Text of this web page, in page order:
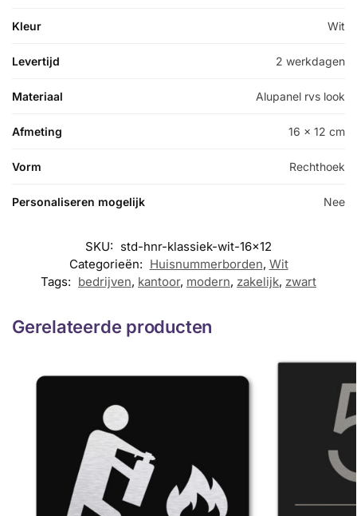
Kleur Wit
Levertijd 2 werkdagen
Materiaal Alupanel rvs look
Afmeting 16 x 12 cm
Vorm Rechthoek
Personaliseren mogelijk Nee
SKU: std-hnr-klassiek-wit-16x12
Categorieën: Huisnummerborden, Wit
Tags: bedrijven, kantoor, modern, zakelijk, zwart
Gerelateerde producten